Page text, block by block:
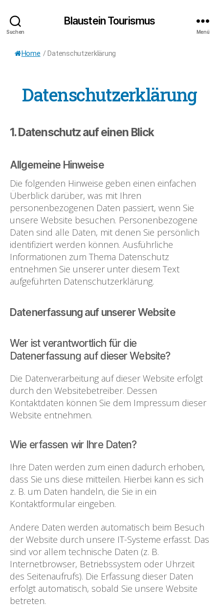
Suchen
Blaustein Tourismus
Menü
Home / Datenschutzerklärung
Datenschutzerklärung
1. Datenschutz auf einen Blick
Allgemeine Hinweise
Die folgenden Hinweise geben einen einfachen
Überblick darüber, was mit Ihren
personenbezogenen Daten passiert, wenn Sie
unsere Website besuchen. Personenbezogene
Daten sind alle Daten, mit denen Sie persönlich
identifiziert werden können. Ausführliche
Informationen zum Thema Datenschutz
entnehmen Sie unserer unter diesem Text
aufgeführten Datenschutzerklärung.
Datenerfassung auf unserer Website
Wer ist verantwortlich für die
Datenerfassung auf dieser Website?
Die Datenverarbeitung auf dieser Website erfolgt
durch den Websitebetreiber. Dessen
Kontaktdaten können Sie dem Impressum dieser
Website entnehmen.
Wie erfassen wir Ihre Daten?
Ihre Daten werden zum einen dadurch erhoben,
dass Sie uns diese mitteilen. Hierbei kann es sich
z. B. um Daten handeln, die Sie in ein
Kontaktformular eingeben.
Andere Daten werden automatisch beim Besuch
der Website durch unsere IT-Systeme erfasst. Das
sind vor allem technische Daten (z. B.
Internetbrowser, Betriebssystem oder Uhrzeit
des Seitenaufrufs). Die Erfassung dieser Daten
erfolgt automatisch, sobald Sie unsere Website
betreten.